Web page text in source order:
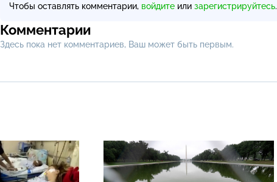
Чтобы оставлять комментарии, войдите или зарегистрируйтесь.
Комментарии
Здесь пока нет комментариев, Ваш может быть первым.